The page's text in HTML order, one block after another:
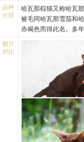
猫。
等。从“哈瓦那”这个
们大概就可以猜测到
可能与哈瓦那雪茄烟
联，没错，哈瓦那猫
此之外，哈瓦那猫还
哈瓦那猫详细形态特
头部：头盖长大于宽;
耳朵：大，顶端圆，
耳间距大。
眼睛：卵圆形，眼色
主，有明显凹陷和斑
鼻子：鼻梁凹陷，鼻
品种
介绍
哈瓦那棕猫又称哈瓦
被毛同哈瓦那雪茄和
赤褐色而得此名。多
色猫一直受到人们的
人相信全棕色的猫可
使之免于厄运。哈瓦
纪进入欧洲，1930年
个全棕色的品种，为
在棕色的基础上，得
艳，温暖的赤褐色，
经过各种组合试验,用
色基因，身上有巧克
暹罗猫与英国黑色短
图片
对比